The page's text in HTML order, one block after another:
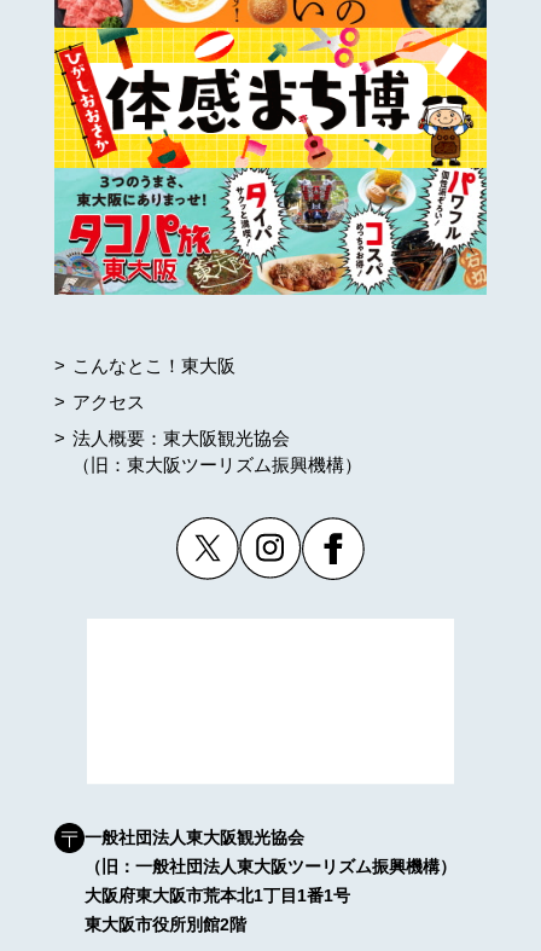
こんなとこ！東大阪
アクセス
法人概要：東大阪観光協会
（旧：東大阪ツーリズム振興機構）
一般社団法人東大阪観光協会
（旧：一般社団法人東大阪ツーリズム振興機構）
大阪府東大阪市荒本北1丁目1番1号
東大阪市役所別館2階